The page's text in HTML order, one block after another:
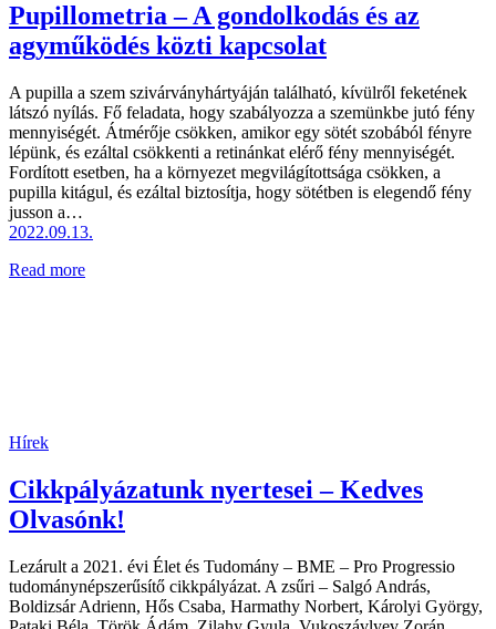
Pupillometria – A gondolkodás és az
agyműködés közti kapcsolat
A pupilla a szem szivárványhártyáján található, kívülről feketének
látszó nyílás. Fő feladata, hogy szabályozza a szemünkbe jutó fény
mennyiségét. Átmérője csökken, amikor egy sötét szobából fényre
lépünk, és ezáltal csökkenti a retinánkat elérő fény mennyiségét.
Fordított esetben, ha a környezet megvilágítottsága csökken, a
pupilla kitágul, és ezáltal biztosítja, hogy sötétben is elegendő fény
jusson a…
2022.09.13.
Read more
Hírek
Cikkpályázatunk nyertesei – Kedves
Olvasónk!
Lezárult a 2021. évi Élet és Tudomány – BME – Pro Progressio
tudománynépszerűsítő cikkpályázat. A zsűri – Salgó András,
Boldizsár Adrienn, Hős Csaba, Harmathy Norbert, Károlyi György,